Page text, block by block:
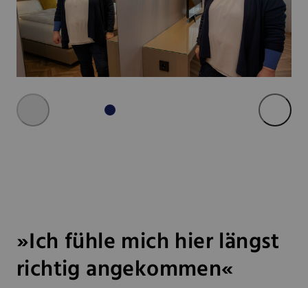
»Ich fühle mich hier längst
richtig angekommen«